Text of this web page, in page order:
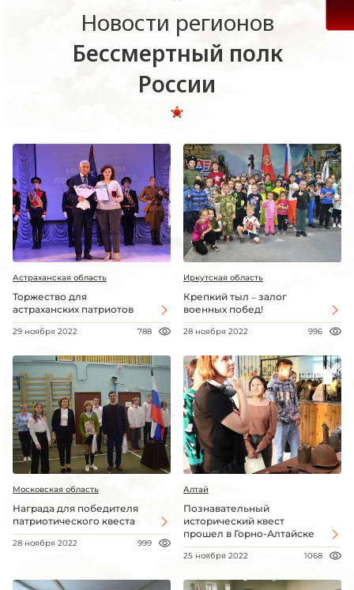
Новости регионов
Бессмертный полк
России
Астраханская область
Торжество для
астраханских патриотов
29 ноября 2022 788
Иркутская область
Крепкий тыл – залог
военных побед!
28 ноября 2022 996
Московская область
Награда для победителя
патриотического квеста
28 ноября 2022 999
Алтай
Познавательный
исторический квест
прошел в Горно-Алтайске
25 ноября 2022 1068